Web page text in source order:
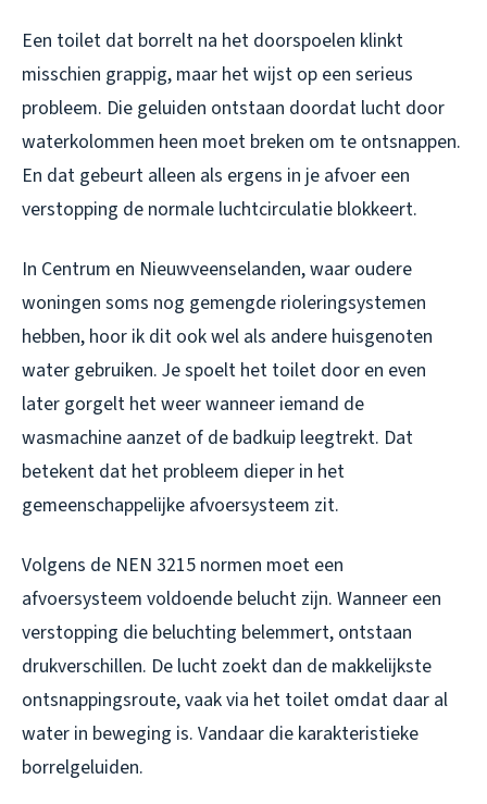
Een toilet dat borrelt na het doorspoelen klinkt
misschien grappig, maar het wijst op een serieus
probleem. Die geluiden ontstaan doordat lucht door
waterkolommen heen moet breken om te ontsnappen.
En dat gebeurt alleen als ergens in je afvoer een
verstopping de normale luchtcirculatie blokkeert.
In Centrum en Nieuwveenselanden, waar oudere
woningen soms nog gemengde rioleringsystemen
hebben, hoor ik dit ook wel als andere huisgenoten
water gebruiken. Je spoelt het toilet door en even
later gorgelt het weer wanneer iemand de
wasmachine aanzet of de badkuip leegtrekt. Dat
betekent dat het probleem dieper in het
gemeenschappelijke afvoersysteem zit.
Volgens de NEN 3215 normen moet een
afvoersysteem voldoende belucht zijn. Wanneer een
verstopping die beluchting belemmert, ontstaan
drukverschillen. De lucht zoekt dan de makkelijkste
ontsnappingsroute, vaak via het toilet omdat daar al
water in beweging is. Vandaar die karakteristieke
borrelgeluiden.